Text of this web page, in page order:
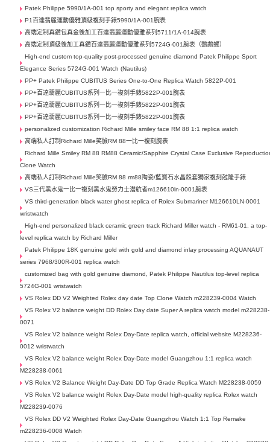
Patek Philippe 5990/1A-001 top sporty and elegant replica watch
P1百達翡麗運動優雅頂級複刻手錶5990/1A-001腕表
高端定制真鑽包真金後加工百達翡麗運動優雅系列5711/1A-014腕表
高端定制頂級後加工真鑽百達翡麗運動優雅系列5724G-001腕表（鸚鵡螺）
High-end custom top-quality post-processed genuine diamond Patek Philippe Sport
Elegance Series 5724G-001 Watch (Nautilus)
PP+ Patek Philippe CUBITUS Series One-to-One Replica Watch 5822P-001
PP+百達翡麗CUBITUS系列一比一複刻手錶5822P-001腕表
PP+百達翡麗CUBITUS系列一比一複刻手錶5822P-001腕表
PP+百達翡麗CUBITUS系列一比一複刻手錶5822P-001腕表
personalized customization Richard Mille smiley face RM 88 1:1 replica watch
高端私人訂制Richard Mille笑臉RM 88一比一複刻腕表
Richard Mille Smiley RM 88 RM88 Ceramic/Sapphire Crystal Case Exclusive
Clone Watch
高端私人訂制Richard Mille笑臉RM 88 rm88陶瓷/藍寶石水晶殼套獨家複刻尅隆手錶
VS三代黑水鬼一比一複刻黑水鬼勞力士潜航者m126610ln-0001腕表
VS third-generation black water ghost replica of Rolex Submariner M126610LN-0001
wristwatch
High-end personalized black ceramic green track Richard Miller watch - RM61-01, a top-
level replica watch by Richard Miller
Patek Philippe 18K genuine gold with gold and diamond inlay processing AQUANAUT
series 7968/300R-001 replica watch
customized bag with gold genuine diamond, Patek Philippe Nautilus top-level replica
5724G-001 wristwatch
VS Rolex DD V2 Weighted Rolex day date Top Clone Watch m228239-0004 Watch
VS Rolex V2 balance weight DD Rolex Day date Super A replica watch model m228238-
0071
VS Rolex V2 balance weight Rolex Day-Date replica watch, official website M228236-
0012 wristwatch
VS Rolex V2 balance weight Rolex Day-Date model Guangzhou 1:1 replica watch
M228238-0061
VS Rolex V2 Balance Weight Day-Date DD Top Grade Replica Watch M228238-0059
VS Rolex V2 balance weight Rolex Day-Date model high-quality replica Rolex watch
M228239-0076
VS Rolex DD V2 Weighted Rolex Day-Date Guangzhou Watch 1:1 Top Remake
m228236-0008 Watch